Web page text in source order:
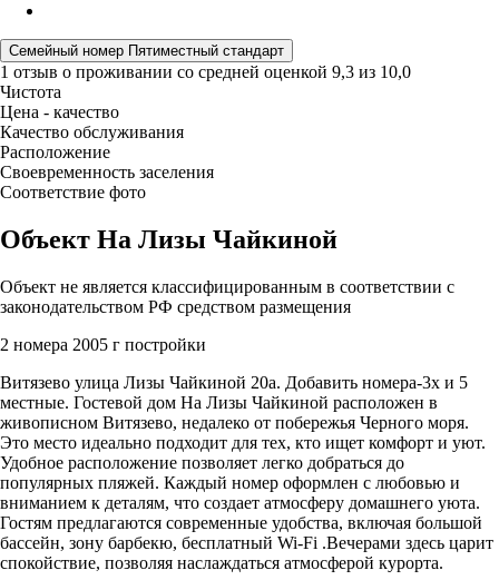
Семейный номер Пятиместный стандарт
1 отзыв о проживании со средней оценкой 9,3 из 10,0
Чистота
Цена - качество
Качество обслуживания
Расположение
Своевременность заселения
Соответствие фото
Объект На Лизы Чайкиной
Объект не является классифицированным в соответствии с
законодательством РФ средством размещения
2 номера 2005 г постройки
Витязево улица Лизы Чайкиной 20а. Добавить номера-3х и 5
местные. Гостевой дом На Лизы Чайкиной расположен в
живописном Витязево, недалеко от побережья Черного моря.
Это место идеально подходит для тех, кто ищет комфорт и уют.
Удобное расположение позволяет легко добраться до
популярных пляжей. Каждый номер оформлен с любовью и
вниманием к деталям, что создает атмосферу домашнего уюта.
Гостям предлагаются современные удобства, включая большой
бассейн, зону барбекю, бесплатный Wi-Fi .Вечерами здесь царит
спокойствие, позволяя наслаждаться атмосферой курорта.